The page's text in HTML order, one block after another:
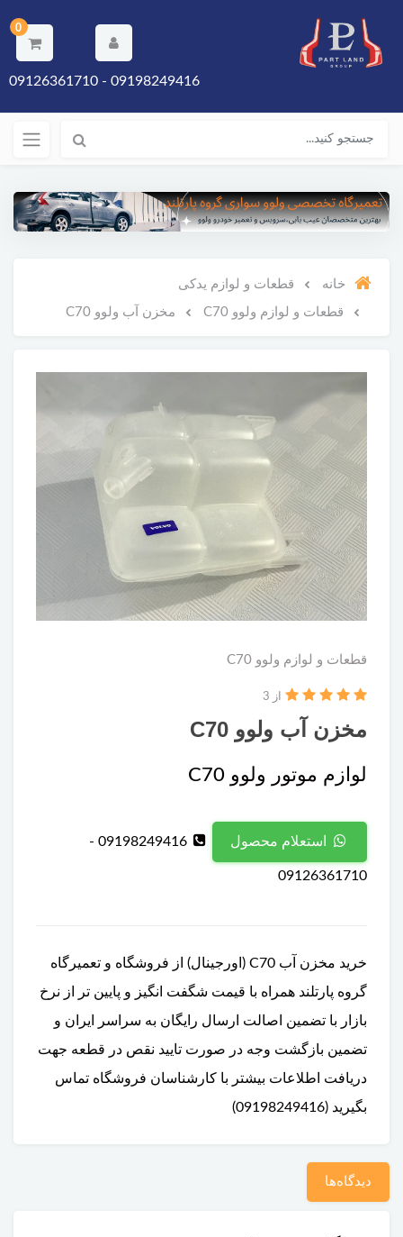
0
09198249416 - 09126361710
خانه قطعات و لوازم یدکی
قطعات و لوازم ولوو C70 مخزن آب ولوو C70
قطعات و لوازم ولوو C70
مخزن آب ولوو C70
از 3
لوازم موتور ولوو C70
استعلام محصول 09198249416 -
09126361710
خرید مخزن آب C70 (اورجینال) از فروشگاه و تعمیرگاه
گروه پارتلند همراه با قیمت شگفت انگیز و پایین تر از نرخ
بازار با تضمین اصالت ارسال رایگان به سراسر ایران و
تضمین بازگشت وجه در صورت تایید نقص در قطعه جهت
دریافت اطلاعات بیشتر با کارشناسان فروشگاه تماس
بگیرید (09198249416)
دیدگاه‌ها